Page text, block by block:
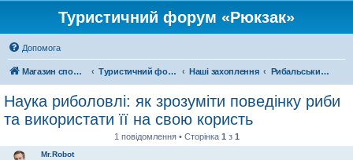
Туристичний форум «Рюкзак»
Допомога
Магазин спорядження Туристичний форум «Рюкзак» Наші захоплення Рибальський форум
Наука риболовлі: як зрозуміти поведінку риби
та використати її на свою користь
1 повідомлення • Сторінка 1 з 1
Mr.Robot